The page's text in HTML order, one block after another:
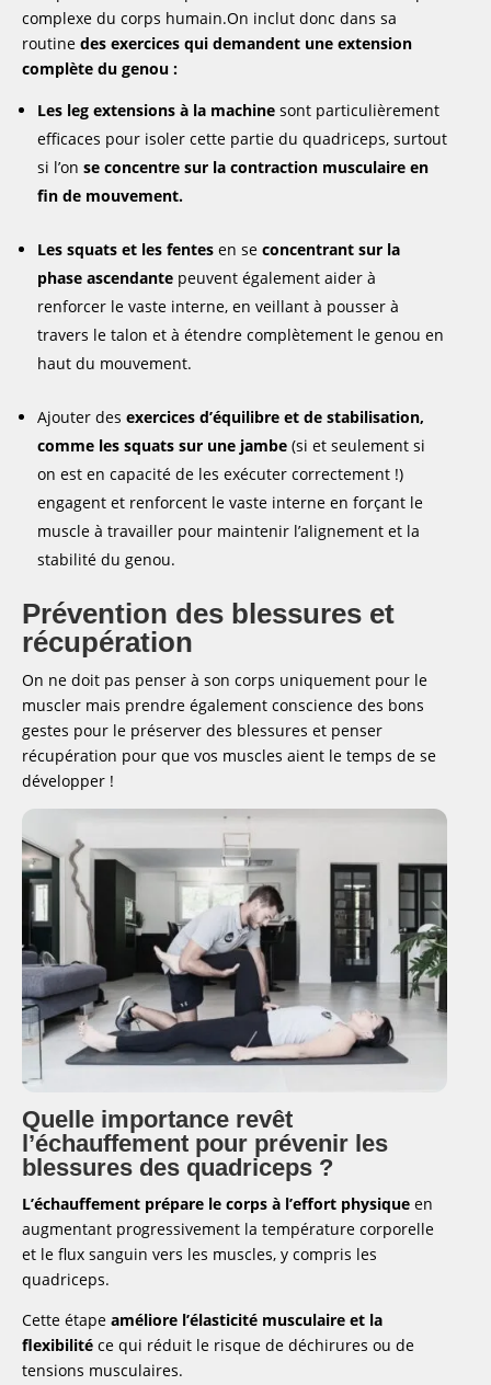
complexe du corps humain.On inclut donc dans sa
routine des exercices qui demandent une extension
complète du genou :
Les leg extensions à la machine sont particulièrement
efficaces pour isoler cette partie du quadriceps, surtout
si l’on se concentre sur la contraction musculaire en
fin de mouvement.
Les squats et les fentes en se concentrant sur la
phase ascendante peuvent également aider à
renforcer le vaste interne, en veillant à pousser à
travers le talon et à étendre complètement le genou en
haut du mouvement.
Ajouter des exercices d’équilibre et de stabilisation,
comme les squats sur une jambe (si et seulement si
on est en capacité de les exécuter correctement !)
engagent et renforcent le vaste interne en forçant le
muscle à travailler pour maintenir l’alignement et la
stabilité du genou.
Prévention des blessures et
récupération
On ne doit pas penser à son corps uniquement pour le
muscler mais prendre également conscience des bons
gestes pour le préserver des blessures et penser
récupération pour que vos muscles aient le temps de se
développer !
Quelle importance revêt
l’échauffement pour prévenir les
blessures des quadriceps ?
L’échauffement prépare le corps à l’effort physique en
augmentant progressivement la température corporelle
et le flux sanguin vers les muscles, y compris les
quadriceps.
Cette étape améliore l’élasticité musculaire et la
flexibilité ce qui réduit le risque de déchirures ou de
tensions musculaires.